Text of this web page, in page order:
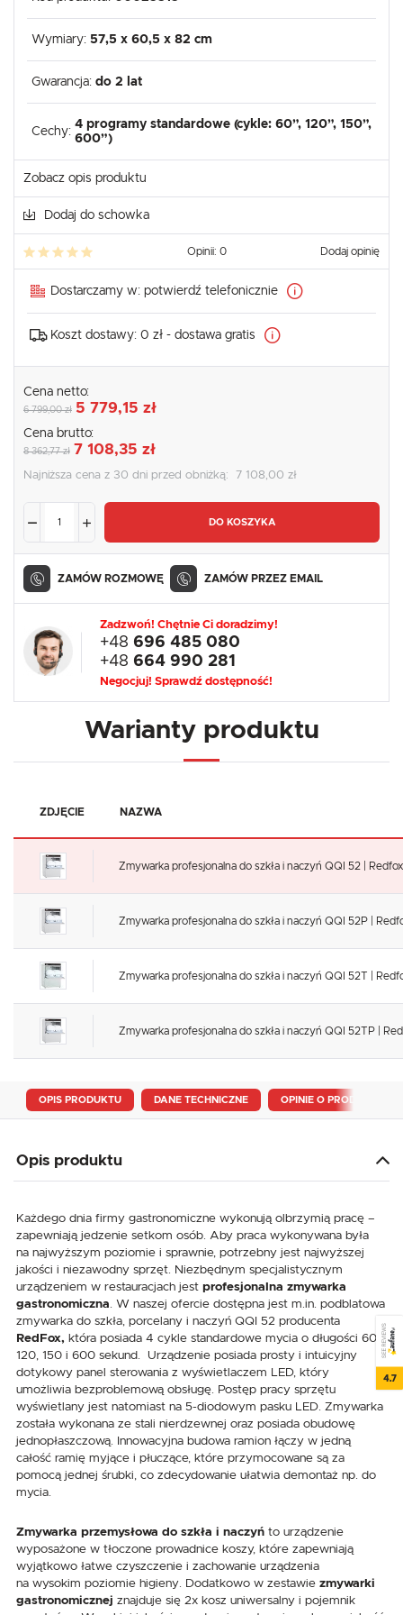
Wymiary: 57,5 x 60,5 x 82 cm
Gwarancja: do 2 lat
Cechy:
4 programy standardowe (cykle: 60”, 120”, 150”,
600”)
Zobacz opis produktu
Dodaj do schowka
Opinii: 0 Dodaj opinię
Dostarczamy w: potwierdź telefonicznie
Koszt dostawy: 0 zł - dostawa gratis
Cena netto:
6 799,00 zł 5 779,15 zł
Cena brutto:
8 362,77 zł 7 108,35 zł
Najniższa cena z 30 dni przed obniżką: 7 108,00 zł
DO KOSZYKA
ZAMÓW ROZMOWĘ ZAMÓW PRZEZ EMAIL
Zadzwoń! Chętnie Ci doradzimy!
+48 696 485 080
+48 664 990 281
Negocjuj! Sprawdź dostępność!
Warianty produktu
ZDJĘCIE NAZWA
Zmywarka profesjonalna do szkła i naczyń QQI 52 |
Zmywarka profesjonalna do szkła i naczyń QQI 52P |
Zmywarka profesjonalna do szkła i naczyń QQI 52T |
Zmywarka profesjonalna do szkła i naczyń QQI 52TP |
OPIS PRODUKTU DANE TECHNICZNE OPINIE O PRODUKCIE
Opis produktu
Każdego dnia firmy gastronomiczne wykonują olbrzymią pracę –
zapewniają jedzenie setkom osób. Aby praca wykonywana była
na najwyższym poziomie i sprawnie, potrzebny jest najwyższej
jakości i niezawodny sprzęt. Niezbędnym specjalistycznym
urządzeniem w restauracjach jest profesjonalna zmywarka
gastronomiczna . W naszej ofercie dostępna jest m.in. podblatowa
zmywarka do szkła, porcelany i naczyń QQI 52 producenta
RedFox, która posiada 4 cykle standardowe mycia o długości 60,
120, 150 i 600 sekund. Urządzenie posiada prosty i intuicyjny
dotykowy panel sterowania z wyświetlaczem LED, który
umożliwia bezproblemową obsługę. Postęp pracy sprzętu
wyświetlany jest natomiast na 5-diodowym pasku LED. Zmywarka
została wykonana ze stali nierdzewnej oraz posiada obudowę
jednopłaszczową. Innowacyjna budowa ramion łączy w jedną
całość ramię myjące i płuczące, które przymocowane są za
pomocą jednej śrubki, co zdecydowanie ułatwia demontaż np. do
mycia.
Zmywarka przemysłowa do szkła i naczyń to urządzenie
wyposażone w tłoczone prowadnice koszy, które zapewniają
wyjątkowo łatwe czyszczenie i zachowanie urządzenia
na wysokim poziomie higieny. Dodatkowo w zestawie zmywarki
gastronomicznej znajduje się 2x kosz uniwersalny i pojemnik
SEE REVIEWS
4.7